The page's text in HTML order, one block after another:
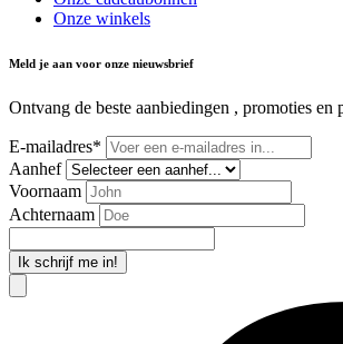
Onze winkels
Meld je aan voor onze nieuwsbrief
Ontvang de beste aanbiedingen , promoties en
E-mailadres*
Aanhef
Voornaam
Achternaam
Ik schrijf me in!